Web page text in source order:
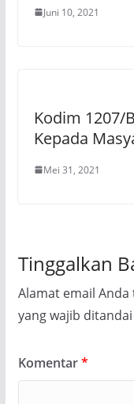
Juni 10, 2021
Kodim 1207/
Kepada
Mei 31, 2021
Tinggalkan
Alamat email
yang wajib ditandai
Komentar*